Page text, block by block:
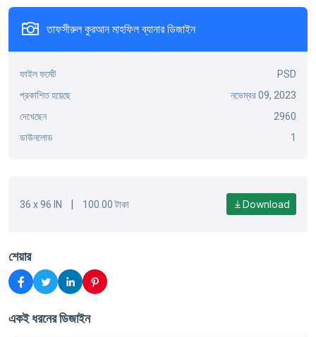
তাফসীরুল কুরআন মাহফিল ব্যানার ডিজাইন
ফাইল ফর্মেট
PSD
প্রকাশিত হয়েছে
নভেম্বর 09, 2023
দেখেছেন
2960
ডাউনলোড
1
36 x 96 IN | 100.00 টাকা Download
শেয়ার
একই ধরনের ডিজাইন